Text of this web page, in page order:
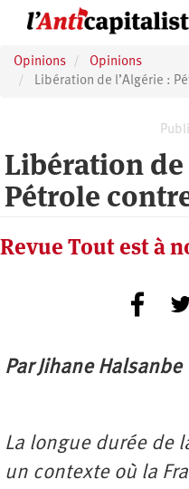
principal
Opinions
Opinions
Libération de l’Algérie :
Libération de
Pétrole
Revue Tout est à
Par Jihane Halsanbe
La longue durée de
un contexte où la